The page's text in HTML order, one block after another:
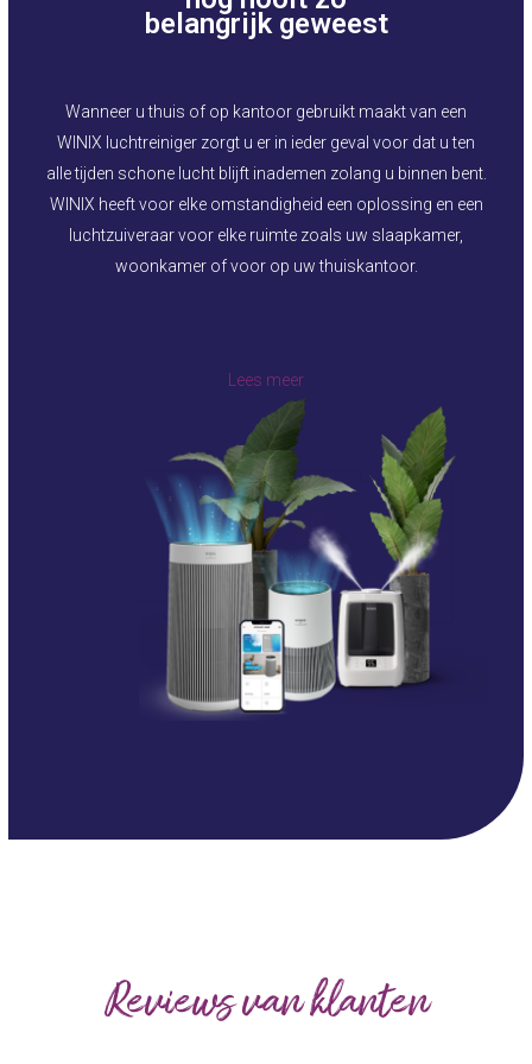
belangrijk geweest
Wanneer u thuis of op kantoor gebruikt maakt van een
WINIX luchtreiniger zorgt u er in ieder geval voor dat u ten
alle tijden schone lucht blijft inademen zolang u binnen bent.
WINIX heeft voor elke omstandigheid een oplossing en een
luchtzuiveraar voor elke ruimte zoals uw slaapkamer,
woonkamer of voor op uw thuiskantoor.
Lees meer
Reviews van klanten